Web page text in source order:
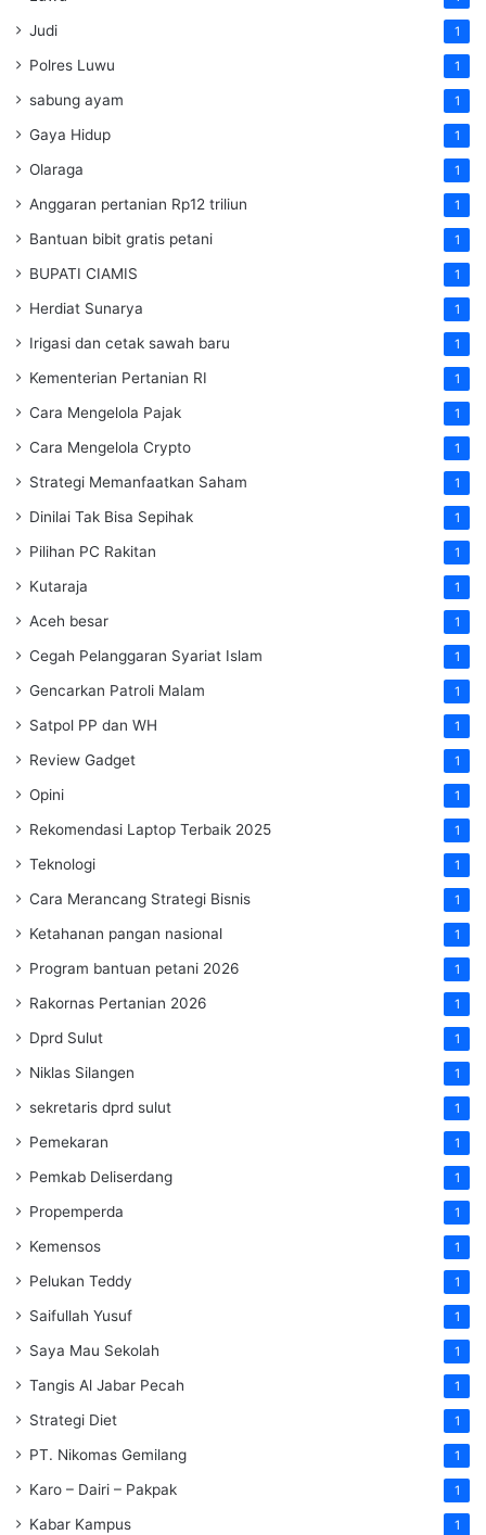
Judi 1
Polres Luwu 1
sabung ayam 1
Gaya Hidup 1
Olaraga 1
Anggaran pertanian Rp12 triliun 1
Bantuan bibit gratis petani 1
BUPATI CIAMIS 1
Herdiat Sunarya 1
Irigasi dan cetak sawah baru 1
Kementerian Pertanian RI 1
Cara Mengelola Pajak 1
Cara Mengelola Crypto 1
Strategi Memanfaatkan Saham 1
Dinilai Tak Bisa Sepihak 1
Pilihan PC Rakitan 1
Kutaraja 1
Aceh besar 1
Cegah Pelanggaran Syariat Islam 1
Gencarkan Patroli Malam 1
Satpol PP dan WH 1
Review Gadget 1
Opini 1
Rekomendasi Laptop Terbaik 2025 1
Teknologi 1
Cara Merancang Strategi Bisnis 1
Ketahanan pangan nasional 1
Program bantuan petani 2026 1
Rakornas Pertanian 2026 1
Dprd Sulut 1
Niklas Silangen 1
sekretaris dprd sulut 1
Pemekaran 1
Pemkab Deliserdang 1
Propemperda 1
Kemensos 1
Pelukan Teddy 1
Saifullah Yusuf 1
Saya Mau Sekolah 1
Tangis Al Jabar Pecah 1
Strategi Diet 1
PT. Nikomas Gemilang 1
Karo – Dairi – Pakpak 1
Kabar Kampus 1